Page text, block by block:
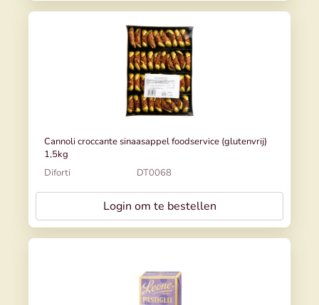
Cannoli croccante sinaasappel foodservice (glutenvrij)
1,5kg
Diforti
DT0068
Login om te bestellen